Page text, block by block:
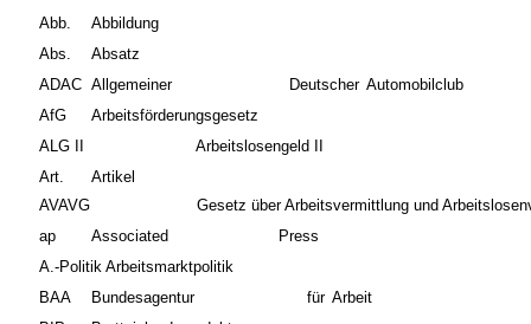
Abb.
Abbildung
Abs.
Absatz
ADAC Allgemeiner Deutscher Automobilclub
AfG
Arbeitsförderungsgesetz
ALG II
Arbeitslosengeld II
Art.
Artikel
AVAVG
Gesetz über Arbeitsvermittlung und
ap
Associated
Press
A.-Politik Arbeitsmarktpolitik
BAA
Bundesagentur für Arbeit